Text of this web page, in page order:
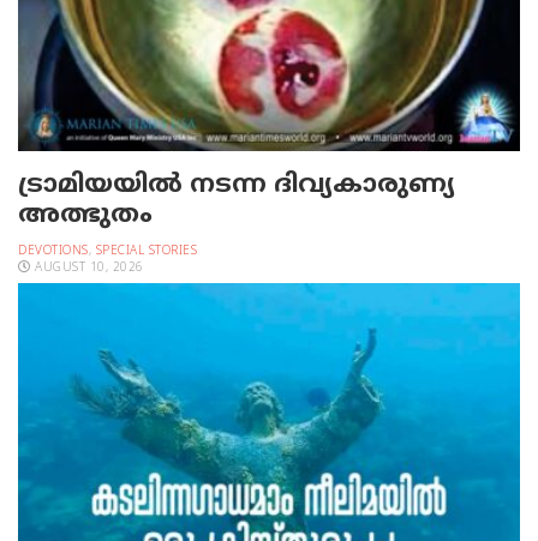
ട്രാമിയയില്‍ നടന്ന ദിവ്യകാരുണ്യ
അത്ഭുതം
DEVOTIONS, SPECIAL STORIES
AUGUST 10, 2026